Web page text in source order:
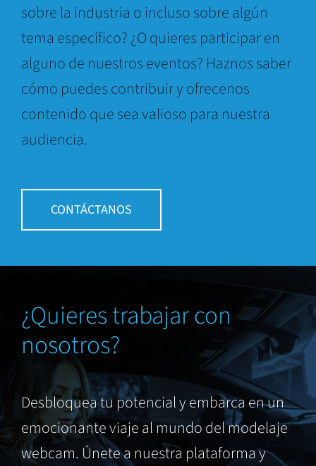
sobre la industria o incluso sobre algún
tema específico? ¿O quieres participar en
alguno de nuestros eventos? Haznos saber
cómo puedes contribuir y ofrecenos
contenido que sea valioso para nuestra
audiencia.
CONTÁCTANOS
¿Quieres trabajar con
nosotros?
Desbloquea tu potencial y embarca en un
emocionante viaje al mundo del modelaje
webcam. Únete a nuestra plataforma y